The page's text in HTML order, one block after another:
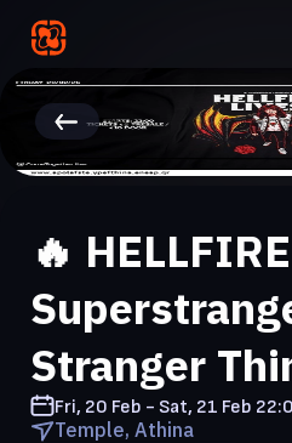
🔥
Stranger
Fri, 20 Feb - Sat, 21 Feb
Temple, Athina